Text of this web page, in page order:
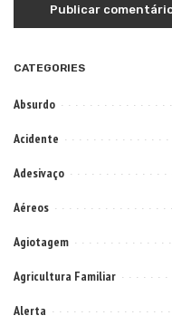
CATEGORIES
Absurdo
Acidente
Adesivaço
Aéreos
Agiotagem
Agricultura Familiar
Alerta